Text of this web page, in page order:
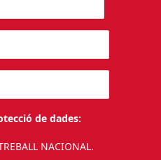
de dades:
NACIONAL.